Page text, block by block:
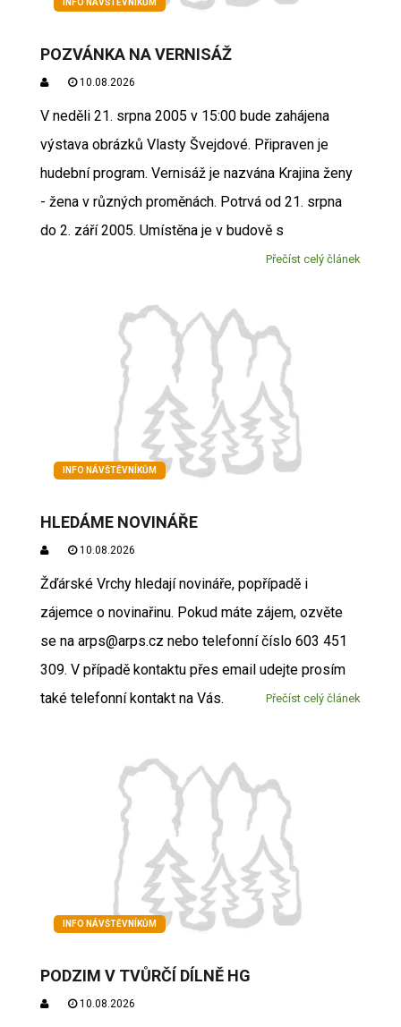
INFO NÁVŠTĚVNÍKŮM
POZVÁNKA NA VERNISÁŽ
10.08.2026
V neděli 21. srpna 2005 v 15:00 bude zahájena
výstava obrázků Vlasty Švejdové. Připraven je
hudební program. Vernisáž je nazvána Krajina ženy
- žena v různých proměnách. Potrvá od 21. srpna
do 2. září 2005. Umístěna je v budově s
Přečíst celý článek
INFO NÁVŠTĚVNÍKŮM
HLEDÁME NOVINÁŘE
10.08.2026
Žďárské Vrchy hledají novináře, popřípadě i
zájemce o novinařinu. Pokud máte zájem, ozvěte
se na arps@arps.cz nebo telefonní číslo 603 451
309. V případě kontaktu přes email udejte prosím
také telefonní kontakt na Vás.
Přečíst celý článek
INFO NÁVŠTĚVNÍKŮM
PODZIM V TVŮRČÍ DÍLNĚ HG
10.08.2026